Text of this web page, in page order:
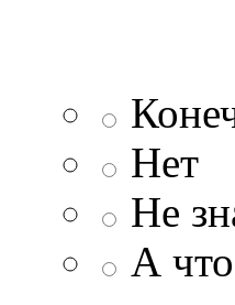
Нет
Не
А